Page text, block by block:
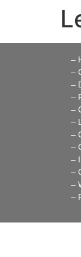
–
–
–
–
–
–
–
–
–
–
–
–